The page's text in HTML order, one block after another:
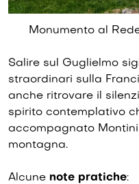
Monumento al
Salire sul Guglielmo
straordinari sulla
anche ritrovare il
spirito contemplativo
accompagnato
montagna.
Alcune note pratiche: